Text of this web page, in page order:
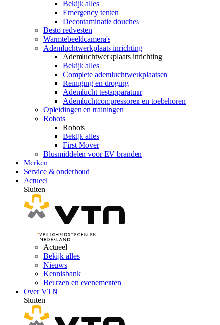
Bekijk alles
Emergency tenten
Decontaminatie douches
Besto redvesten
Warmtebeeldcamera's
Ademluchtwerkplaats inrichting
Ademluchtwerkplaats inrichting
Bekijk alles
Complete ademluchtwerkplaatsen
Reiniging en droging
Ademlucht testapparatuur
Ademluchtcompressoren en toebehoren
Opleidingen en trainingen
Robots
Robots
Bekijk alles
First Mover
Blusmiddelen voor EV branden
Merken
Service & onderhoud
Actueel
Sluiten
Actueel
Bekijk alles
Nieuws
Kennisbank
Beurzen en evenementen
Over VTN
Sluiten